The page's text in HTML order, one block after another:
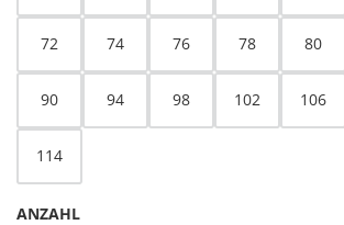
72 74 76 78 80
90 94 98 102 106
114
ANZAHL